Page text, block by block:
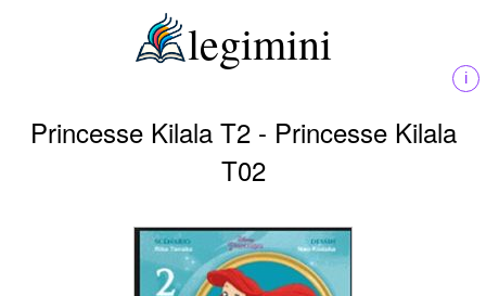
legimini
i
Princesse Kilala T2 - Princesse Kilala
T02